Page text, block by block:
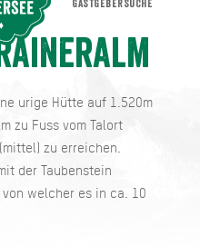
urige Hütte auf 1.520m
zu Fuss vom Talort
zu erreichen.
der Taubenstein
welcher es in ca. 10
GASTGEBERSUCHE